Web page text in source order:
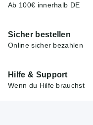
Ab 100€ innerhalb DE
Sicher bestellen
Online sicher bezahlen
Hilfe & Support
Wenn du Hilfe brauchst